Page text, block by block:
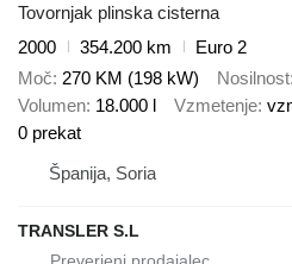
Tovornjak plinska cisterna
2000
354.200 km
Euro 2
Moč 270 KM (198 kW) Nosilnost
Volumen 18.000 l Vzmetenje
0 prekat
Španija, Soria
TRANSLER S.L